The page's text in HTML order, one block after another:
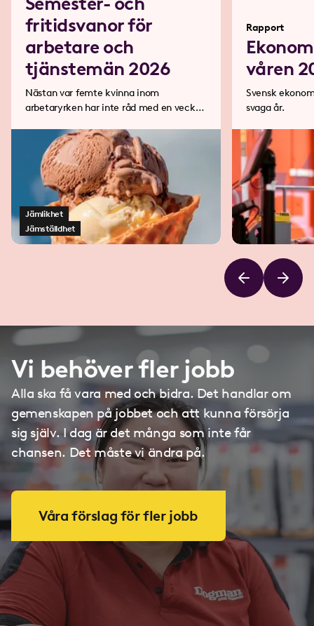
fritidsvanor för
arbetare och
tjänstemän 2026
Nästan var femte kvinna inom
arbetaryrken har inte råd med en veckas
Jämlikhet
Jämställdhet
Rapport
våren
Svensk
svaga år.
Vi behöver fler jobb
Alla ska få vara med och bidra. Det handlar om
gemenskapen på jobbet och att kunna försörja
sig själv. I dag är det många som inte får
chansen. Det måste vi ändra på.
Våra förslag för fler jobb